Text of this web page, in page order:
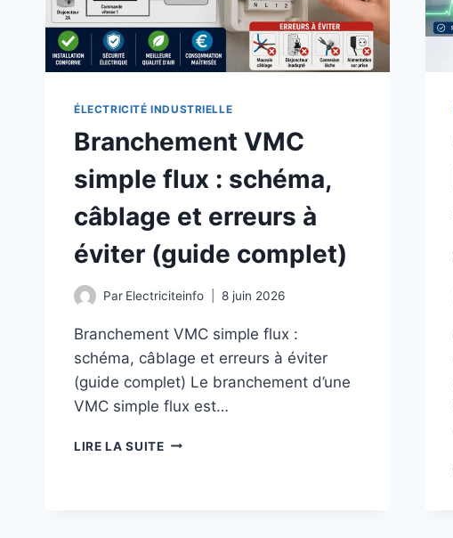
ÉLECTRICITÉ INDUSTRIELLE
Branchement VMC
simple flux : schéma,
câblage et erreurs à
éviter (guide complet)
Par Electriciteinfo 8 juin 2026
Branchement VMC simple flux :
schéma, câblage et erreurs à éviter
(guide complet) Le branchement d’une
VMC simple flux est…
LIRE LA SUITEBRANCHEMENT